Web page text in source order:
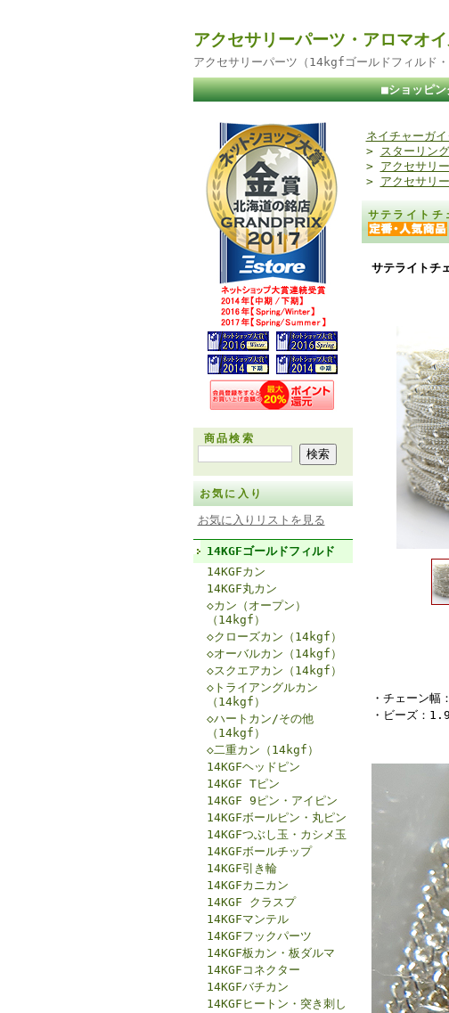
アクセサリーパーツ・アロマオ
アクセサリーパーツ（14kgfゴールドフィルド
■ショッピ
商品検索
お気に入り
お気に入りリストを見る
14KGFゴールドフィルド
14KGFカン
14KGF丸カン
◇カン（オープン）
（14kgf）
◇クローズカン（14kgf）
◇オーバルカン（14kgf）
◇スクエアカン（14kgf）
◇トライアングルカン
（14kgf）
◇ハートカン/その他
（14kgf）
◇二重カン（14kgf）
14KGFヘッドピン
14KGF Tピン
14KGF 9ピン・アイピン
14KGFボールピン・丸ピン
14KGFつぶし玉・カシメ玉
14KGFボールチップ
14KGF引き輪
14KGFカニカン
14KGF クラスプ
14KGFマンテル
14KGFフックパーツ
14KGF板カン・板ダルマ
14KGFコネクター
14KGFバチカン
14KGFヒートン・突き刺し
ネイチャーガイ
> スターリン
> アクセサリ
> アクセサリ
サテライト
サテライトチ
・チェーン幅
・ビーズ：